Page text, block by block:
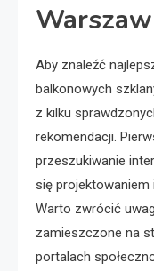
Aby znaleźć
balkonowych
z kilku
rekomendacji.
przeszukiwanie
się
Warto zwrócić
zamieszczone na
portalach